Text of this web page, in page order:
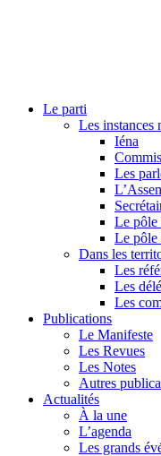
Le parti
Les instances
Iéna
Les
Le pôle
Le pôle
Dans les
Les
Les
Les
Publications
Le Manifeste
Les Revues
Les Notes
Autres
Actualités
À la une
L’agenda
Les grands